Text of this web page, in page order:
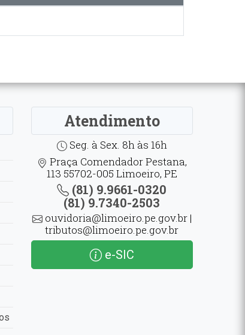
Atendimento
Seg. à Sex. 8h às 16h
Praça Comendador Pestana,
113 55702-005 Limoeiro, PE
(81) 9.9661-0320
(81) 9.7340-2503
ouvidoria@limoeiro.pe.gov.br |
tributos@limoeiro.pe.gov.br
e-SIC